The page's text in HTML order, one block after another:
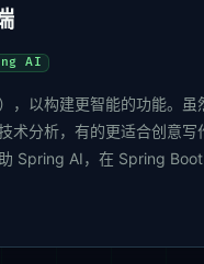
AI
，以构建更智能的功能。
术分析，有的更适合创意
Spring AI，在 Spring